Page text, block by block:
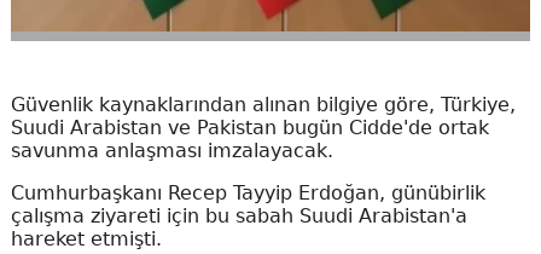
Güvenlik kaynaklarından alınan bilgiye göre, Türkiye,
Suudi Arabistan ve Pakistan bugün Cidde'de ortak
savunma anlaşması imzalayacak.
Cumhurbaşkanı Recep Tayyip Erdoğan, günübirlik
çalışma ziyareti için bu sabah Suudi Arabistan'a
hareket etmişti.